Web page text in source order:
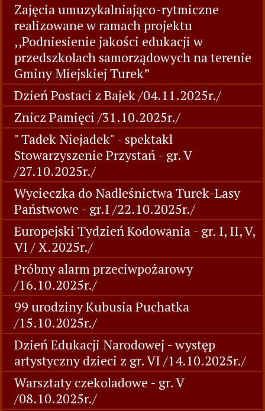
Zajęcia umuzykalniająco-rytmiczne
realizowane w ramach projektu
,,Podniesienie jakości edukacji w
przedszkolach samorządowych na terenie
Gminy Miejskiej Turek”
Dzień Postaci z Bajek /04.11.2025r./
Znicz Pamięci /31.10.2025r./
" Tadek Niejadek" - spektakl
Stowarzyszenie Przystań - gr. V
/27.10.2025r./
Wycieczka do Nadleśnictwa Turek-Lasy
Państwowe - gr.I /22.10.2025r./
Europejski Tydzień Kodowania - gr. I, II, V,
VI / X.2025r./
Próbny alarm przeciwpożarowy
/16.10.2025r./
99 urodziny Kubusia Puchatka
/15.10.2025r./
Dzień Edukacji Narodowej - występ
artystyczny dzieci z gr. VI /14.10.2025r./
Warsztaty czekoladowe - gr. V
/08.10.2025r./